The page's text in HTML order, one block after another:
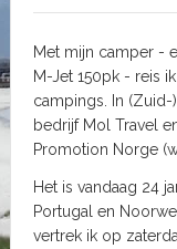
Met mijn camper -
M-Jet 150pk - reis
campings. In
bedrijf Mol Travel
Promotion Norge
Het is vandaag 24
Portugal en
vertrek ik op